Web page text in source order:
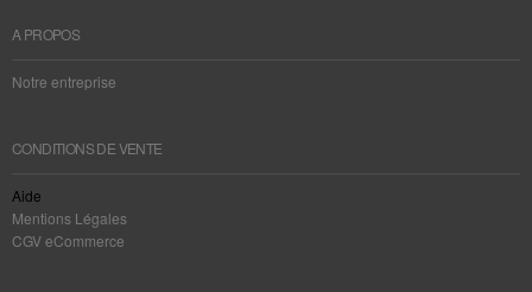
A PROPOS
Notre entreprise
CONDITIONS DE VENTE
Aide
Mentions Légales
CGV eCommerce